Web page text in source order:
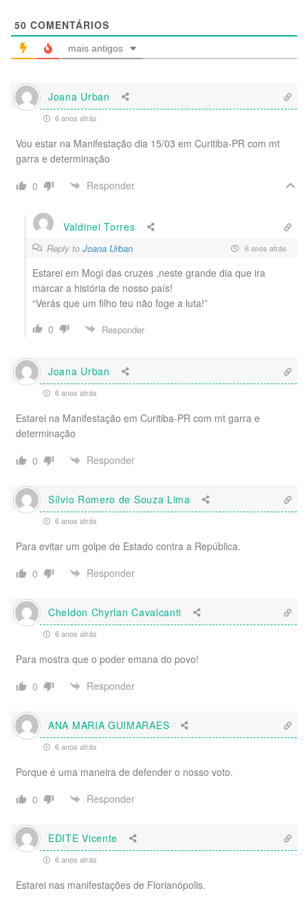
50 COMENTÁRIOS
mais antigos
Joana Urban
6 anos atrás
Vou estar na Manifestação dia 15/03 em Curitiba-PR com mt
garra e determinação
0
Responder
Valdinei Torres
Reply to Joana Urban 6 anos atrás
Estarei em Mogi das cruzes ,neste grande dia que ira
marcar a história de nosso país!
“Verás que um filho teu não foge a luta!”
0
Responder
Joana Urban
6 anos atrás
Estarei na Manifestação em Curitiba-PR com mt garra e
determinação
0
Responder
Sílvio Romero de Souza Lima
6 anos atrás
Para evitar um golpe de Estado contra a República.
0
Responder
Cheldon Chyrlan Cavalcanti
6 anos atrás
Para mostra que o poder emana do povo!
0
Responder
ANA MARIA GUIMARAES
6 anos atrás
Porque é uma maneira de defender o nosso voto.
0
Responder
EDITE Vicente
6 anos atrás
Estarei nas manifestações de Florianópolis.